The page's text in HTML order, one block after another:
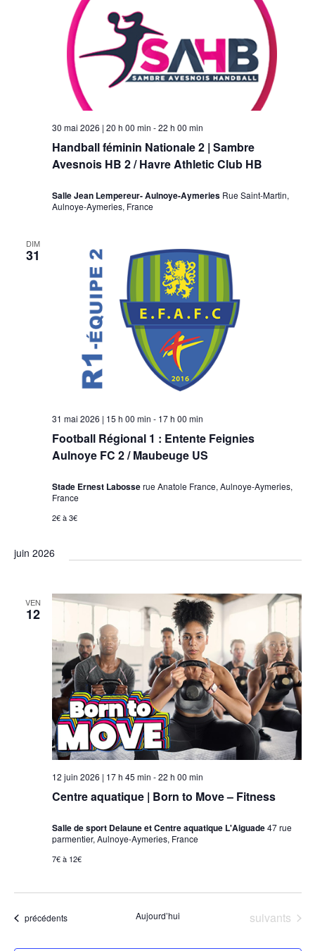
Handball féminin Nationale 2 | Sambre
Avesnois HB 2 / Havre Athletic Club HB
30 mai 2026 | 20 h 00 min -22 h 00 min
Salle Jean Lempereur- Aulnoye-Aymeries Rue Saint-Martin,
Aulnoye-Aymeries, France
DIM
31
Football Régional 1 : Entente Feignies
Aulnoye FC 2 / Maubeuge US
31 mai 2026 | 15 h 00 min - 17 h 00 min
Stade Ernest Labosserue Anatole France, Aulnoye-Aymeries,
France
2€ à 3€
juin 2026
VEN
12
Centre aquatique | Born to Move – Fitness
12 juin 2026 | 17 h 45 min -22 h 00 min
Salle de sport Delaune et Centre aquatique L'Aiguade47 rue
parmentier, Aulnoye-Aymeries, France
7€ à 12€
Évènements
précédents Aujourd’hui Évènements
suivants